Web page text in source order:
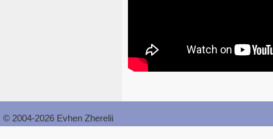
© 2004-2026 Evhen Zherelii